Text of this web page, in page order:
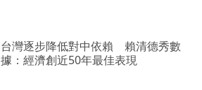
台灣逐步降低對中依賴 賴清德秀數
據：經濟創近50年最佳表現